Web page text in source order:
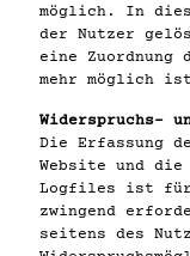
möglich. In
der Nutzer
eine
mehr möglich
Widerspruchs-
Die Erfassung
Website und
Logfiles ist für
zwingend
seitens des